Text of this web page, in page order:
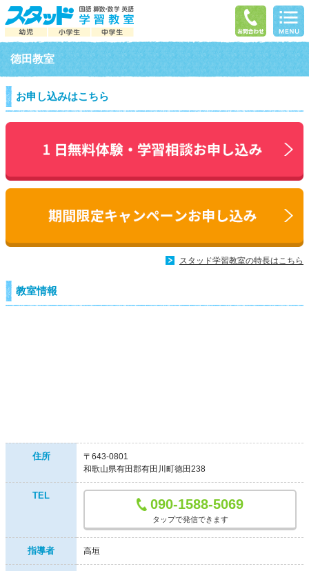
徳田教室
お申し込みはこちら
スタッド学習教室の特長はこちら
教室情報
住所
〒643-0801
和歌山県有田郡有田川町徳田238
TEL
090-1588-5069
タップで発信できます
指導者 高垣